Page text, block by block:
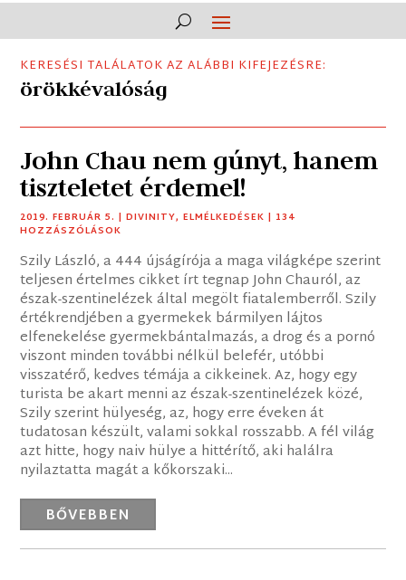
KERESÉSI TALÁLATOK AZ ALÁBBI KIFEJEZÉSRE:
örökkévalóság
John Chau nem gúnyt, hanem
tiszteletet érdemel!
2019. FEBRUÁR 5. |DIVINITY,ELMÉLKEDÉSEK | 134
HOZZÁSZÓLÁSOK
Szily László, a 444 újságírója a maga világképe szerint
teljesen értelmes cikket írt tegnap John Chauról, az
észak-szentinelézek által megölt fiatalemberről. Szily
értékrendjében a gyermekek bármilyen lájtos
elfenekelése gyermekbántalmazás, a drog és a pornó
viszont minden további nélkül belefér, utóbbi
visszatérő, kedves témája a cikkeinek. Az, hogy egy
turista be akart menni az észak-szentinelézek közé,
Szily szerint hülyeség, az, hogy erre éveken át
tudatosan készült, valami sokkal rosszabb. A fél világ
azt hitte, hogy naiv hülye a hittérítő, aki halálra
nyilaztatta magát a kőkorszaki...
BŐVEBBEN